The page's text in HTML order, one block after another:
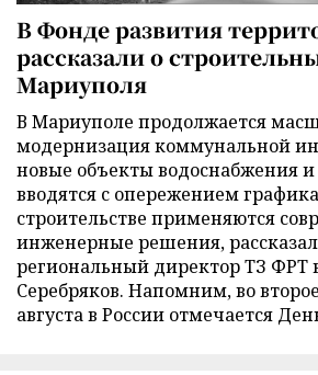
В Фонде развития
рассказали о
Мариуполя
В Мариуполе продолжается
модернизация коммунальной
новые объекты водоснабжения
вводятся с опережением
строительстве применяются
инженерные решения,
региональный директор ТЗ ФРТ
Серебряков. Напомним, во
августа в России отмечается